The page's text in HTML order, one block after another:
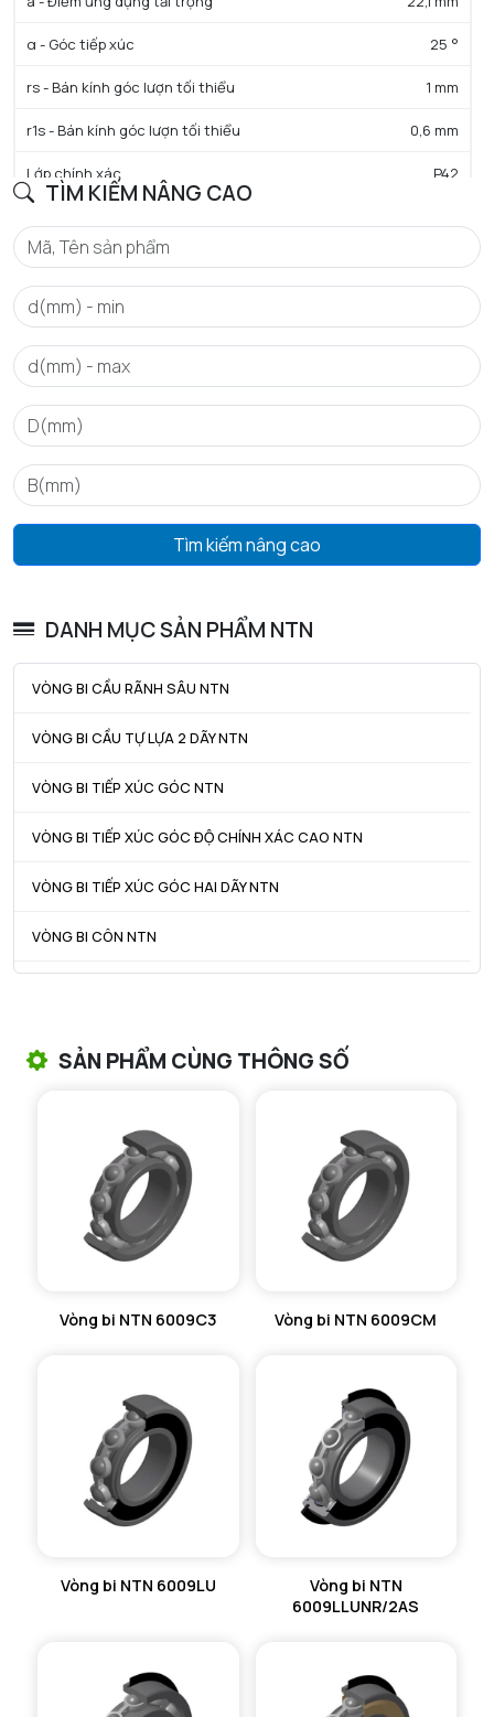
TÌM KIẾM NÂNG CAO
Tìm kiếm nâng cao
DANH MỤC SẢN PHẨM NTN
VÒNG BI CẦU RÃNH SÂU NTN
VÒNG BI CẦU TỰ LỰA 2 DÃY NTN
VÒNG BI TIẾP XÚC GÓC NTN
VÒNG BI TIẾP XÚC GÓC ĐỘ CHÍNH XÁC CAO NTN
VÒNG BI TIẾP XÚC GÓC HAI DÃY NTN
VÒNG BI CÔN NTN
VÒNG BI KIM NTN
VÒNG BI CHẶN TRỤC NTN
VÒNG BI LĂN TRỤ ĐẨY NTN
GỐI ĐỠ 2 NỬA NTN
MÁY GIA NHIỆT NTN
α - Góc tiếp xúc 25 °
rs - Bán kính góc lượn tối thiểu 1 mm
r1s - Bán kính góc lượn tối thiểu 0,6 mm
Lớp chính xác P42
HIỆU SUẤT SẢN PHẨM
C - Tải trọng động cơ bản danh định
C0 - Tải trọng tĩnh cơ bản danh định 19,4 kN
N lim - Tốc độ giới hạn bôi trơn mỡ
Mức tải trước
Giá trị tải trước 0,069 kN
Tmin - Nhiệt độ hoạt động tối thiểu -20 °C
Tmax - Nhiệt độ hoạt động tối đa
GIỚI HẠN
Da max - Đường kính vai tối đa OR
Db max - Đường kính vai tối đa OR
r1a - Bán kính góc lượn tối đa
ra max - Bán kính góc lượn tối đa trục & vỏ
SẢN PHẨM CÙNG THÔNG SỐ
Vòng bi NTN 6009C3 Vòng bi NTN 6009CM
Vòng bi NTN 6009LU
Vòng bi NTN
6009LLUNR/2AS